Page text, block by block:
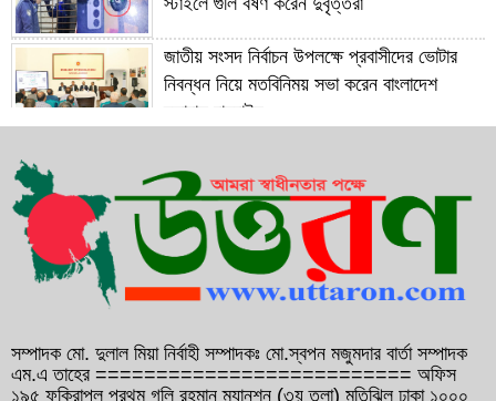
জাতীয় সংসদ নির্বাচন উপলক্ষে প্রবাসীদের ভোটার
নিবন্ধন নিয়ে মতবিনিময় সভা করেন বাংলাদেশ
দূতাবাস বাহরাইন
কামনায় বাহরাইনে দোয়া মাহফিল অনুষ্ঠিত
১২ বছরের সফল যাত্রা শেষে ১৩ বছরে পদার্পণ
করেছেন ফেনী ইউনিভার্সিটি
আউয়াল মিন্টুর গাড়ি বহরে হামলা, আহত ১০
সম্পাদক মো. দুলাল মিয়া নির্বাহী সম্পাদকঃ মো.স্বপন মজুমদার বার্তা সম্পাদক
এম.এ তাহের ========================== অফিস
১৯৫ ফকিরাপুল প্রথম গলি রহমান ম্যানশন (৩য় তলা) মতিঝিল ঢাকা ১০০০